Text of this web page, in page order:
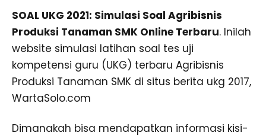
SOAL UKG 2021: Simulasi Soal Agribisnis
Produksi Tanaman SMK Online Terbaru. Inilah
website simulasi latihan soal tes uji
kompetensi guru (UKG) terbaru Agribisnis
Produksi Tanaman SMK di situs berita ukg 2017,
WartaSolo.com
Dimanakah bisa mendapatkan informasi kisi-